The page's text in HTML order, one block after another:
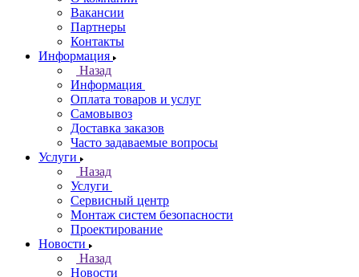
Вакансии
Партнеры
Контакты
Информация
Назад
Информация
Оплата товаров и услуг
Самовывоз
Доставка заказов
Часто задаваемые вопросы
Услуги
Назад
Услуги
Сервисный центр
Монтаж систем безопасности
Проектирование
Новости
Назад
Новости